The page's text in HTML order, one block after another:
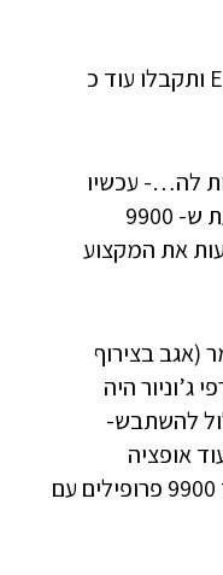
עכשיו הקלידו בבקשה: Enginer ותקבלו עוד כ
לה…- עכשיו
הקלידו Engneer והיווכחו לדעת ש- 9900
את המקצוע
(אגב בצירוף
היה
להשתבש-
אופציה
אחת: enginneer וכך נגלה עוד 9900 פרופילים עם